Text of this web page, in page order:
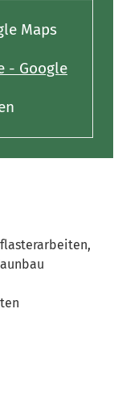
Maps
- Google